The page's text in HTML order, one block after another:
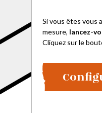
Si vous êtes vous
mesure, lancez-
Cliquez sur le